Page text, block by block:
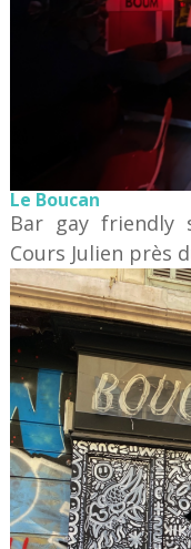
Le Boucan
Bar gay
Cours Julien près